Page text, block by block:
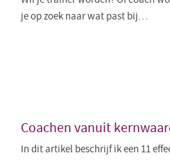
je op zoek naar wat past bij…
Coachen vanuit
In dit artikel beschrijf ik een 11